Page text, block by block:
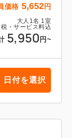
い。
。予めご了承
価格 5,652円
大人 1 名 1 室
税・サービス料込
5,950 円~
日付を選択